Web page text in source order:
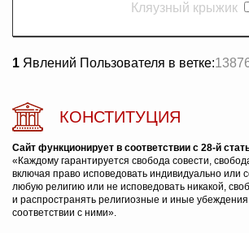
Кляузный крыжик
1 Явлений Пользователя в ветке:
КОНСТИТУЦИЯ
Сайт функционирует в соответствии с 28-й
«Каждому гарантируется свобода совести,
включая право исповедовать индивидуально или
любую религию или не исповедовать никакой,
и распространять религиозные и иные убеждения
соответствии с ними».